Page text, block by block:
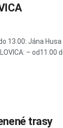
13.00: Jána Husa
– od11.00
trasy